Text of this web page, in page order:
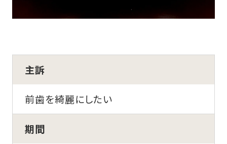
主訴
前歯を綺麗にしたい
期間